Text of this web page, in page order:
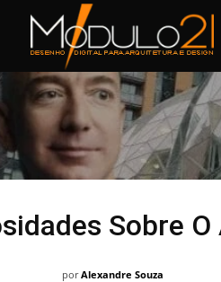
Sobre
por Alexandre Souza